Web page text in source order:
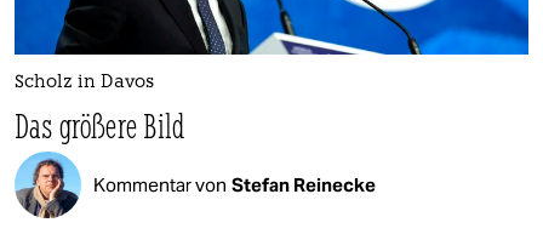
Scholz in Davos
Das größere Bild
Kommentar von Stefan Reinecke